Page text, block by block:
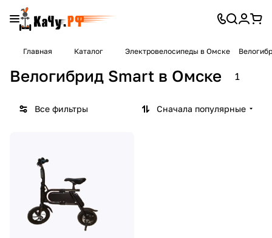
Главная Каталог Электровелосипеды в Омске
Велогибрид Smart в Омске 1
Все фильтры Сначала популярные